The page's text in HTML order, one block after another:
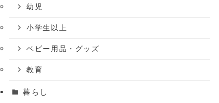
幼児
小学生以上
ベビー用品・グッズ
教育
暮らし